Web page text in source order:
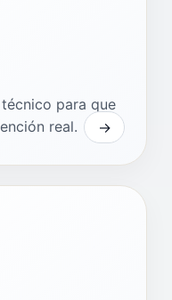
para que
real.